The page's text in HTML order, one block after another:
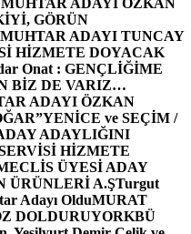
ADAYI ÖZKAN
GÖRÜN
ADAYI TUNCAY
HİZMETE DOYACAK
Onat : GENÇLİĞİME
BİZ DE VARIZ…
ADAYI ÖZKAN
YENİCE ve SEÇİM /
ADAYLIĞINI
HİZMETE
ÜYESİ ADAY
ÜRÜNLERİ A.ŞTurgut
Adayı OlduMURAT
DOLDURUYORKBÜ